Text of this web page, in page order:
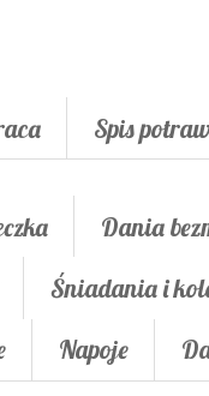
Spis
Dania
Śniadania i
Napoje